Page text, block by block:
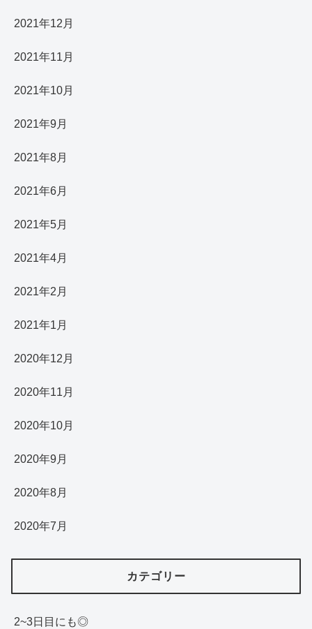
2021年12月
2021年11月
2021年10月
2021年9月
2021年8月
2021年6月
2021年5月
2021年4月
2021年2月
2021年1月
2020年12月
2020年11月
2020年10月
2020年9月
2020年8月
2020年7月
カテゴリー
2~3日目にも◎